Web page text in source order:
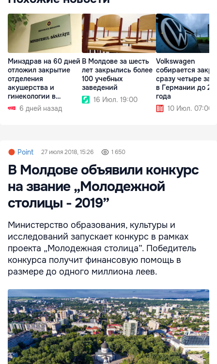
Минздрав на 60 дней
отложил закрытие
отделения
акушерства и
гинекологии в
Штефан-Водэ
6 дней назад
В Молдове за шесть
лет закрылись более
100 учебных
заведений
16 Июл. 19:00
Volkswagen
собирается
сразу четыре
в Германии до
года
10 Июл. 07:00
Point 27 июля 2018, 15:26 1 650
В Молдове объявили конкурс
на звание „Молодежной
столицы - 2019”
Министерство образования, культуры и
исследований запускает конкурс в рамках
проекта „Молодежная столица”. Победитель
конкурса получит финансовую помощь в
размере до одного миллиона леев.